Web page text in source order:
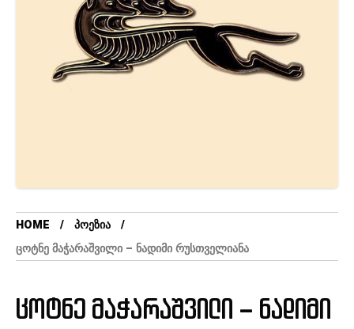
HOME
ᲞᲝᲔᲖᲘᲐ
ᲪᲝᲢᲜᲔ ᲛᲐᲭᲐᲠᲐᲨᲕᲘᲚᲘ – ᲜᲐᲓᲘᲛᲘ ᲠᲣᲡᲗᲕᲔᲚᲘᲐᲜᲐ
ცოტნე მაჭარაშვილი – ნადიმი